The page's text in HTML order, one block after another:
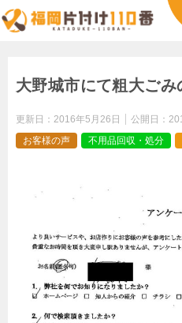
大野城市にて粗大ご
更新日： 2016年5月26日 公開日：
お客様の声
不用品回収・処分